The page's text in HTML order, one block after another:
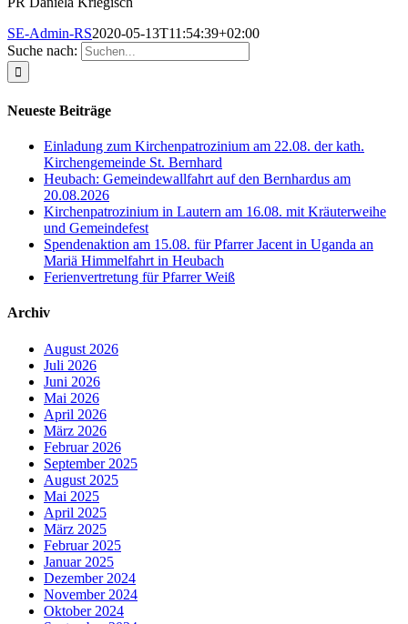
SE-Admin-RS2020-05-13T11:54:39+02:00
Suche nach:
Neueste Beiträge
Einladung zum Kirchenpatrozinium am 22.08. der kath.
Kirchengemeinde St. Bernhard
Heubach: Gemeindewallfahrt auf den Bernhardus am
20.08.2026
Kirchenpatrozinium in Lautern am 16.08. mit Kräuterweihe
und Gemeindefest
Spendenaktion am 15.08. für Pfarrer Jacent in Uganda an
Mariä Himmelfahrt in Heubach
Ferienvertretung für Pfarrer Weiß
Archiv
August 2026
Juli 2026
Juni 2026
Mai 2026
April 2026
März 2026
Februar 2026
September 2025
August 2025
Mai 2025
April 2025
März 2025
Februar 2025
Januar 2025
Dezember 2024
November 2024
Oktober 2024